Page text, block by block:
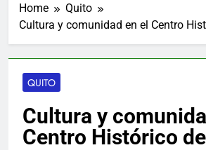
Home
Quito
Cultura y comunidad en el Centro
QUITO
Cultura y
Centro Histórico